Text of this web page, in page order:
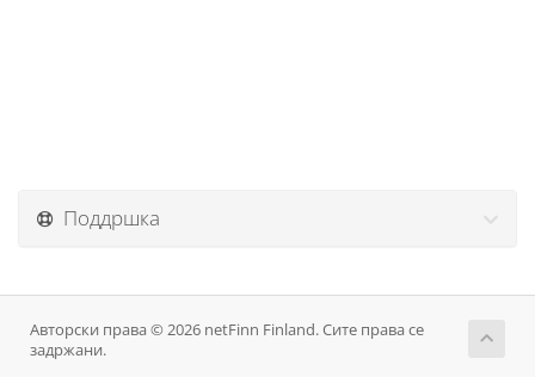
Поддршка
Авторски права © 2026 netFinn Finland. Сите права се
задржани.